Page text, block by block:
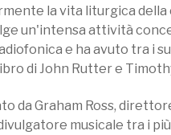
la vita liturgica della
un'intensa attività
e ha avuto tra i
di John Rutter e
da Graham Ross,
musicale tra i